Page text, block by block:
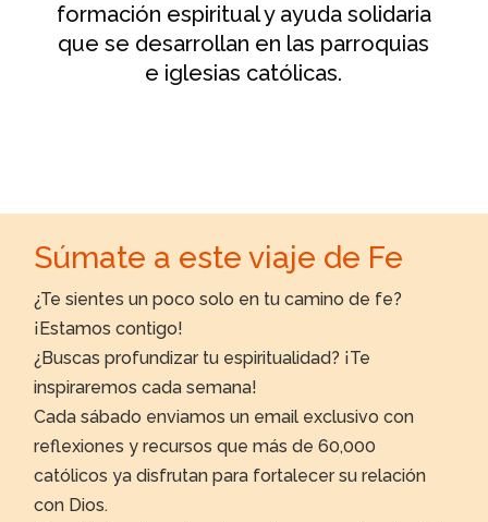
formación espiritual y ayuda solidaria
que se desarrollan en las parroquias
e iglesias católicas.
Súmate a este viaje de Fe
¿Te sientes un poco solo en tu camino de fe?
¡Estamos contigo!
¿Buscas profundizar tu espiritualidad? ¡Te
inspiraremos cada semana!
Cada sábado enviamos un email exclusivo con
reflexiones y recursos que más de 60,000
católicos ya disfrutan para fortalecer su relación
con Dios.